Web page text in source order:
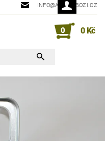
INFO@ARMYZBOZI.CZ
0 0 Kč